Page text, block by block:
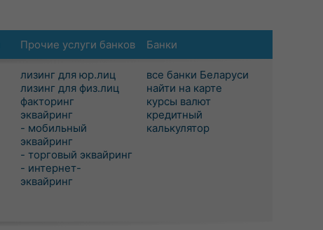
Прочие услуги банков
лизинг для юр.лиц
лизинг для физ.лиц
факторинг
эквайринг
- мобильный
эквайринг
- торговый эквайринг
- интернет-
эквайринг
Банки
все банки Беларуси
найти на карте
курсы валют
кредитный
калькулятор